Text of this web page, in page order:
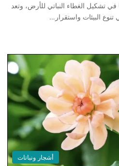
في تشكيل الغطاء النباتي للأرض، وتعد
البيئات واستقرار…
أشجار ونباتات